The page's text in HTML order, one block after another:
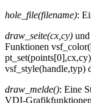
hole_file(filename):
draw_seite(cx,cy) und
Funktionen
vsf_style(handle,typ)
draw_melde(): Eine
VDI-Grafikfunktionen